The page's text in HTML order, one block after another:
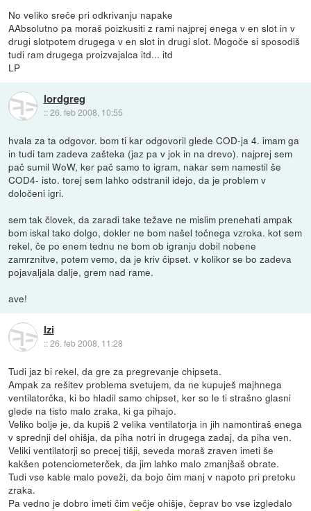
No veliko sreče pri odkrivanju napake
AAbsolutno pa moraš poizkusiti z rami najprej enega v en slot in v
drugi slotpotem drugega v en slot in drugi slot. Mogoče si sposodiš
tudi ram drugega proizvajalca itd... itd
LP
lordgreg
::26. feb 2008, 10:55
hvala za ta odgovor. bom ti kar odgovoril glede COD-ja 4. imam ga
in tudi tam zadeva zašteka (jaz pa v jok in na drevo). najprej sem
pač sumil WoW, ker pač samo to igram, nakar sem namestil še
COD4- isto. torej sem lahko odstranil idejo, da je problem v
določeni igri.
sem tak človek, da zaradi take težave ne mislim prenehati ampak
bom iskal tako dolgo, dokler ne bom našel točnega vzroka. kot sem
rekel, če po enem tednu ne bom ob igranju dobil nobene
zamrznitve, potem vemo, da je kriv čipset. v kolikor se bo zadeva
pojavaljala dalje, grem nad rame.
ave!
Izi
::26. feb 2008, 11:28
Tudi jaz bi rekel, da gre za pregrevanje chipseta.
Ampak za rešitev problema svetujem, da ne kupuješ majhnega
ventilatorčka, ki bo hladil samo chipset, ker so le ti strašno glasni
glede na tisto malo zraka, ki ga pihajo.
Veliko bolje je, da kupiš 2 velika ventilatorja in jih namontiraš enega
v sprednji del ohišja, da piha notri in drugega zadaj, da piha ven.
Veliki ventilatorji so precej tišji, seveda moraš zraven imeti še
kakšen potenciometerček, da jim lahko malo zmanjšaš obrate.
Tudi vse kable malo poveži, da bojo čim manj v napoto pri pretoku
zraka.
Pa vedno je dobro imeti čim večje ohišje, čeprav bo vse izgledalo